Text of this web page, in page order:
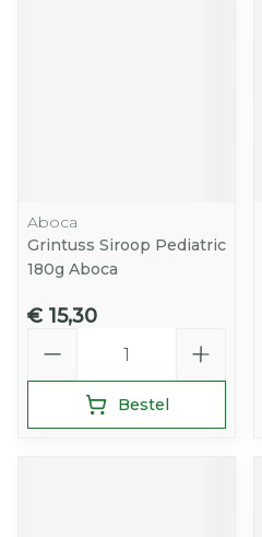
Aboca
Grintuss Siroop Pediatric
180g Aboca
€ 15,30
Bestel